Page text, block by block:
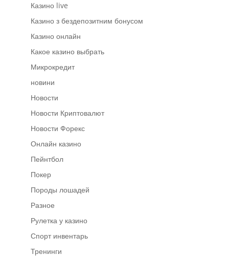
Казино live
Казино з бездепозитним бонусом
Казино онлайн
Какое казино выбрать
Микрокредит
новини
Новости
Новости Криптовалют
Новости Форекс
Онлайн казино
Пейнтбол
Покер
Породы лошадей
Разное
Рулетка у казино
Спорт инвентарь
Тренинги